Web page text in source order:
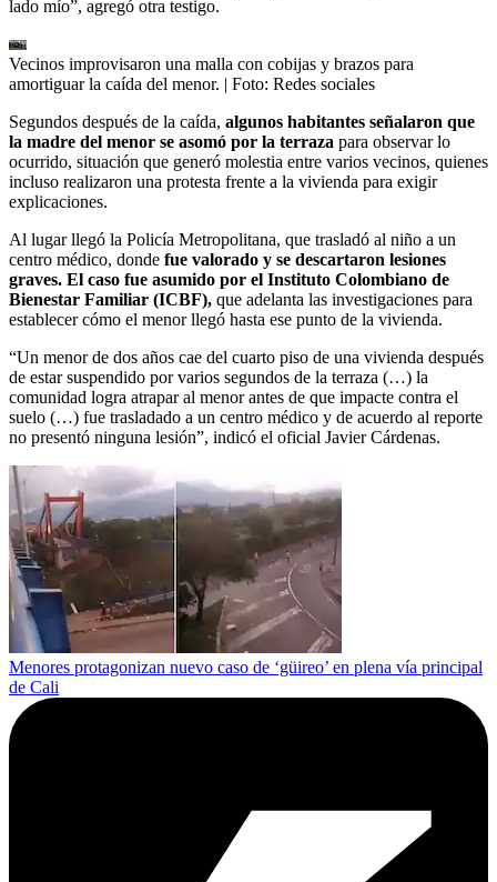
lado mío”, agregó otra testigo.
Vecinos improvisaron una malla con cobijas y brazos para
amortiguar la caída del menor. | Foto: Redes sociales
Segundos después de la caída, algunos habitantes señalaron que
la madre del menor se asomó por la terraza para observar lo
ocurrido, situación que generó molestia entre varios vecinos, quienes
incluso realizaron una protesta frente a la vivienda para exigir
explicaciones.
Al lugar llegó la Policía Metropolitana, que trasladó al niño a un
centro médico, donde fue valorado y se descartaron lesiones
graves. El caso fue asumido por el Instituto Colombiano de
Bienestar Familiar (ICBF), que adelanta las investigaciones para
establecer cómo el menor llegó hasta ese punto de la vivienda.
“Un menor de dos años cae del cuarto piso de una vivienda después
de estar suspendido por varios segundos de la terraza (…) la
comunidad logra atrapar al menor antes de que impacte contra el
suelo (…) fue trasladado a un centro médico y de acuerdo al reporte
no presentó ninguna lesión”, indicó el oficial Javier Cárdenas.
Menores protagonizan nuevo caso de ‘güireo’ en plena vía principal
de Cali